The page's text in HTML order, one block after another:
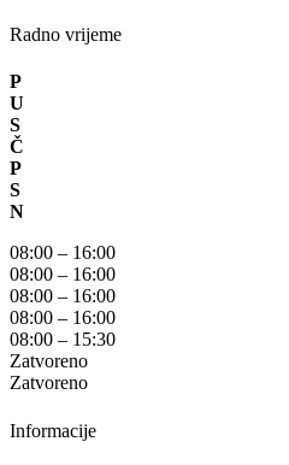
Radno vrijeme
P
U
S
Č
P
S
N
08:00 – 16:00
08:00 – 16:00
08:00 – 16:00
08:00 – 16:00
08:00 – 15:30
Zatvoreno
Zatvoreno
Informacije